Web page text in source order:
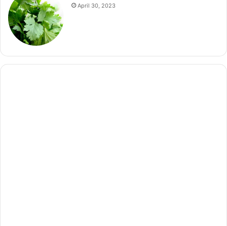
April 30, 2023